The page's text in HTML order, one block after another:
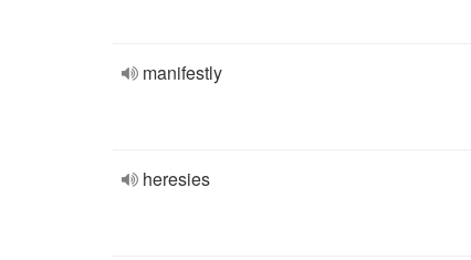
manifestly
heresies